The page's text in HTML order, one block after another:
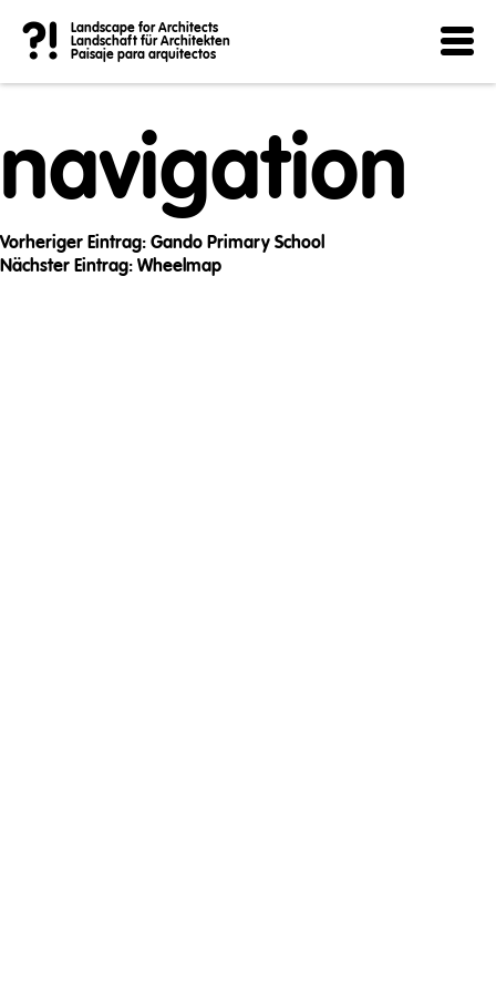
?!
Landscape for Architects
Landschaft für Architekten
Paisaje para arquitectos
Post
navigation
Vorheriger Eintrag: Gando Primary School
Nächster Eintrag: Wheelmap